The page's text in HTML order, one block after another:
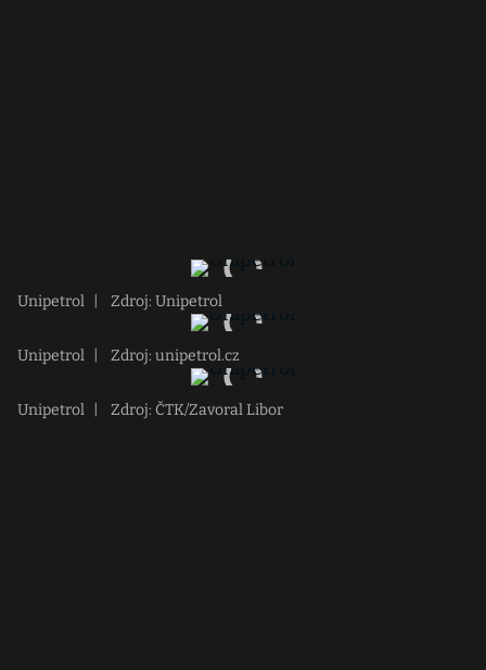
Unipetrol Zdroj: Unipetrol
Unipetrol Zdroj: unipetrol.cz
Unipetrol Zdroj: ČTK/Zavoral Libor